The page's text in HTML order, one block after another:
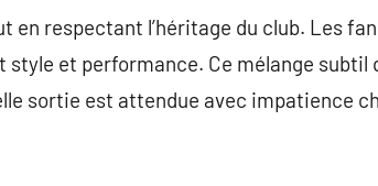
en respectant l’héritage du club. Les
style et performance. Ce mélange subtil
sortie est attendue avec impatience